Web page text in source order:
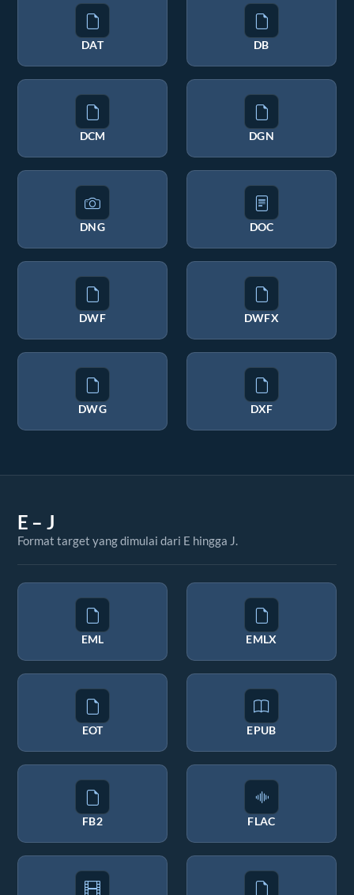
DAT DB
DCM DGN
DNG DOC
DWF DWFX
DWG DXF
E – J
Format target yang dimulai dari E hingga J.
EML EMLX
EOT EPUB
FB2 FLAC